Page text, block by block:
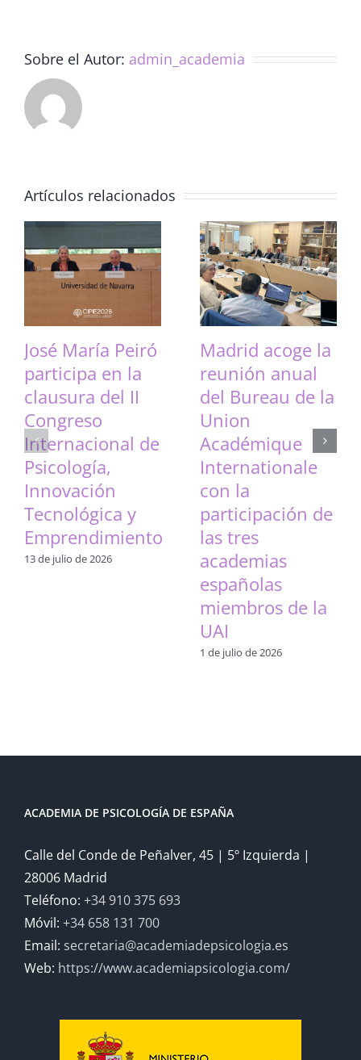
Sobre el Autor: admin_academia
Artículos relacionados
José María Peiró
participa en la
clausura del II
Congreso
Internacional de
Psicología,
Innovación
Tecnológica y
Emprendimiento
13 de julio de 2026
Madrid acoge la
reunión anual
del Bureau de la
Union
Académique
Internationale
con la
participación de
las tres
academias
españolas
miembros de la
UAI
1 de julio de 2026
ACADEMIA DE PSICOLOGÍA DE ESPAÑA
Calle del Conde de Peñalver, 45 | 5º Izquierda |
28006 Madrid
Teléfono: +34 910 375 693
Móvil: +34 658 131 700
Email: secretaria@academiadepsicologia.es
Web: https://www.academiapsicologia.com/